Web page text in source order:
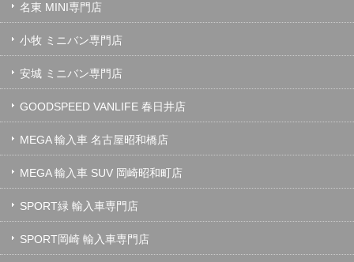
名東 MINI専門店
小牧 ミニバン専門店
安城 ミニバン専門店
GOODSPEED VANLIFE 春日井店
MEGA 輸入車 名古屋昭和橋店
MEGA 輸入車 SUV 岡崎昭和町店
SPORT緑 輸入車専門店
SPORT岡崎 輸入車専門店